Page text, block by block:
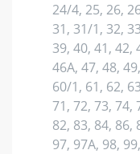
24/4, 25, 26,
31, 31/1, 32,
39, 40, 41, 42,
46А, 47, 48,
60/1, 61, 62,
71, 72, 73, 74,
82, 83, 84, 86,
97, 97А, 98,